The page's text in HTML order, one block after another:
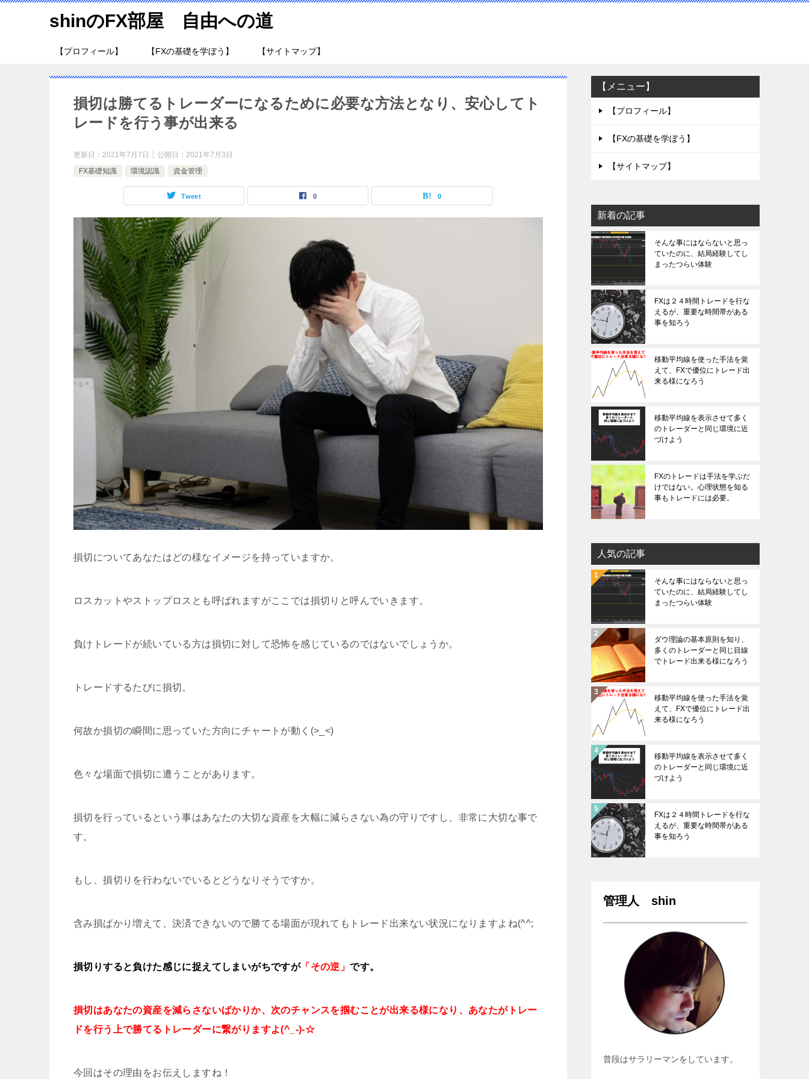
shinのFX部屋 自由への道
【プロフィール】 【FXの基礎を学ぼう】 【サイトマップ】
損切は勝てるトレーダーになるために必要な方法となり、安心してト
レードを行う事が出来る
更新日： 2021年7月7日 公開日： 2021年7月3日
FX基礎知識
環境認識 資金管理
Tweet 0 0
損切についてあなたはどの様なイメージを持っていますか。
ロスカットやストップロスとも呼ばれますがここでは損切りと呼んでいきます。
負けトレードが続いている方は損切に対して恐怖を感じているのではないでしょうか。
トレードするたびに損切。
何故か損切の瞬間に思っていた方向にチャートが動く(>_<)
色々な場面で損切に遭うことがあります。
損切を行っているという事はあなたの大切な資産を大幅に減らさない為の守りですし、非常に大切な事で
す。
もし、損切りを行わないでいるとどうなりそうですか。
含み損ばかり増えて、決済できないので勝てる場面が現れてもトレード出来ない状況になりますよね(^^;
損切りすると負けた感じに捉えてしまいがちですが「その逆」です。
損切はあなたの資産を減らさないばかりか、次のチャンスを掴むことが出来る様になり、あなたがトレー
ドを行う上で勝てるトレーダーに繋がりますよ(^_-)-☆
今回はその理由をお伝えしますね！
【メニュー】
【プロフィール】
【FXの基礎を学ぼう】
【サイトマップ】
新着の記事
そんな事にはならないと思っ
ていたのに、結局経験してし
まったつらい体験
FXは２４時間トレードを行な
えるが、重要な時間帯がある
事を知ろう
移動平均線を使った手法を覚
えて、FXで優位にトレード出
来る様になろう
移動平均線を表示させて多く
のトレーダーと同じ環境に近
づけよう
FXのトレードは手法を学ぶだ
けではない。心理状態を知る
事もトレードには必要。
人気の記事
そんな事にはならないと思っ
ていたのに、結局経験してし
まったつらい体験
ダウ理論の基本原則を知り、
多くのトレーダーと同じ目線
でトレード出来る様になろう
移動平均線を使った手法を覚
えて、FXで優位にトレード出
来る様になろう
移動平均線を表示させて多く
のトレーダーと同じ環境に近
づけよう
FXは２４時間トレードを行な
えるが、重要な時間帯がある
事を知ろう
管理人 shin
普段はサラリーマンをしています。